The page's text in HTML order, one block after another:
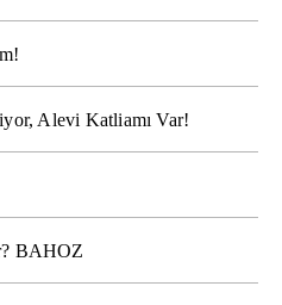
Alevi Katliamı Var!
BAHOZ